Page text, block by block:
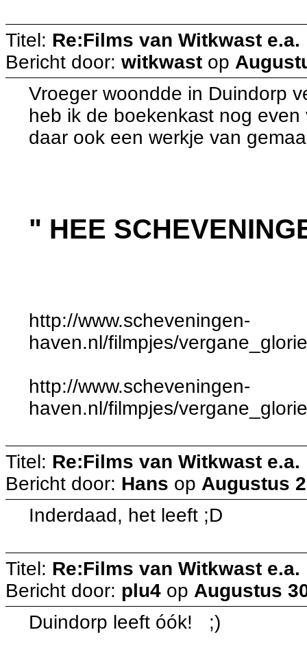
Titel: Re:Films van Witkwast e.a.
Bericht door: witkwast op
Vroeger woondde in Duindorp
heb ik de boekenkast nog
daar ook een werkje van
" HEE
http://www.scheveningen-
haven.nl/filmpjes/
http://www.scheveningen-
haven.nl/filmpjes/
Titel: Re:Films van Witkwast e.a.
Bericht door: Hans op Augustus
Inderdaad, het leeft ;D
Titel: Re:Films van Witkwast e.a.
Bericht door: plu4 op Augustus
Duindorp leeft óók! ;)